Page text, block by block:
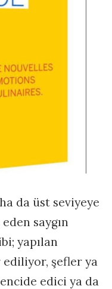
da üst seviyeye
saygın
yapılan
şefler ya
edici ya da